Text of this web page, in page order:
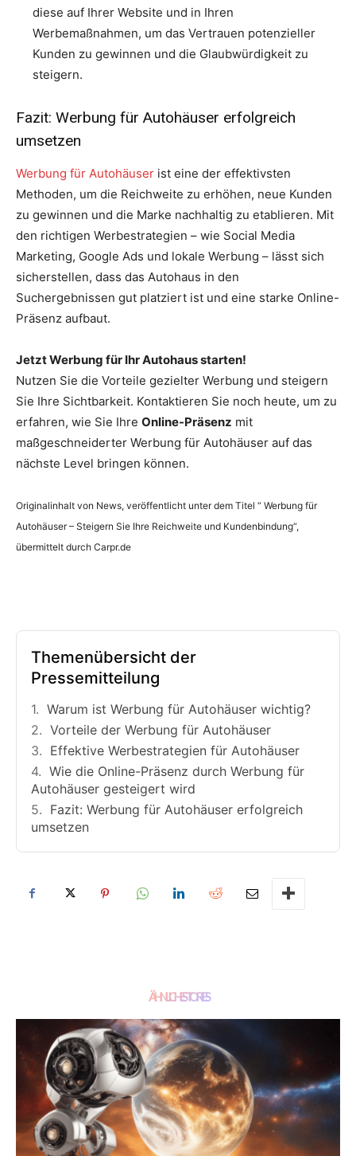
diese auf Ihrer Website und in Ihren
Werbemaßnahmen, um das Vertrauen potenzieller
Kunden zu gewinnen und die Glaubwürdigkeit zu
steigern.
Fazit: Werbung für Autohäuser erfolgreich
umsetzen
Werbung für Autohäuser ist eine der effektivsten
Methoden, um die Reichweite zu erhöhen, neue Kunden
zu gewinnen und die Marke nachhaltig zu etablieren. Mit
den richtigen Werbestrategien – wie Social Media
Marketing, Google Ads und lokale Werbung – lässt sich
sicherstellen, dass das Autohaus in den
Suchergebnissen gut platziert ist und eine starke Online-
Präsenz aufbaut.
Jetzt Werbung für Ihr Autohaus starten!
Nutzen Sie die Vorteile gezielter Werbung und steigern
Sie Ihre Sichtbarkeit. Kontaktieren Sie noch heute, um zu
erfahren, wie Sie Ihre Online-Präsenz mit
maßgeschneiderter Werbung für Autohäuser auf das
nächste Level bringen können.
Originalinhalt von News, veröffentlicht unter dem Titel “ Werbung für
Autohäuser – Steigern Sie Ihre Reichweite und Kundenbindung“,
übermittelt durch Carpr.de
Themenübersicht der
Pressemitteilung
Warum ist Werbung für Autohäuser wichtig?
Vorteile der Werbung für Autohäuser
Effektive Werbestrategien für Autohäuser
Wie die Online-Präsenz durch Werbung für
Autohäuser gesteigert wird
Fazit: Werbung für Autohäuser erfolgreich
umsetzen
ÄHNLICHE STORIES